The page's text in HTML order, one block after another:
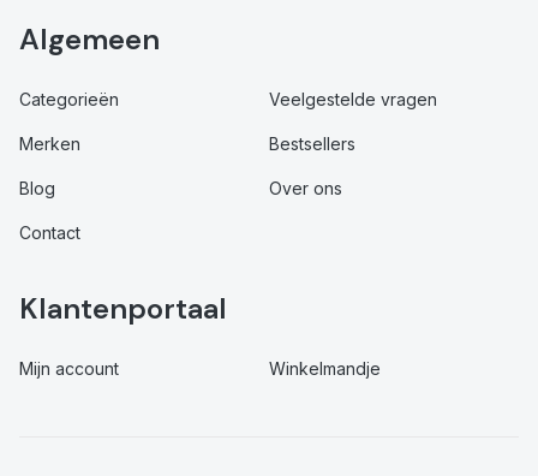
Algemeen
Categorieën Veelgestelde vragen
Merken Bestsellers
Blog Over ons
Contact
Klantenportaal
Mijn account Winkelmandje